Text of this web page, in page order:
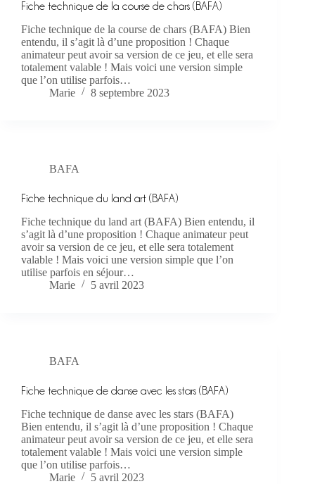
Fiche technique de la course de chars (BAFA)
Fiche technique de la course de chars (BAFA) Bien
entendu, il s’agit là d’une proposition ! Chaque
animateur peut avoir sa version de ce jeu, et elle sera
totalement valable ! Mais voici une version simple
que l’on utilise parfois…
Marie
8 septembre 2023
BAFA
Fiche technique du land art (BAFA)
Fiche technique du land art (BAFA) Bien entendu, il
s’agit là d’une proposition ! Chaque animateur peut
avoir sa version de ce jeu, et elle sera totalement
valable ! Mais voici une version simple que l’on
utilise parfois en séjour…
Marie
5 avril 2023
BAFA
Fiche technique de danse avec les stars (BAFA)
Fiche technique de danse avec les stars (BAFA)
Bien entendu, il s’agit là d’une proposition ! Chaque
animateur peut avoir sa version de ce jeu, et elle sera
totalement valable ! Mais voici une version simple
que l’on utilise parfois…
Marie
5 avril 2023